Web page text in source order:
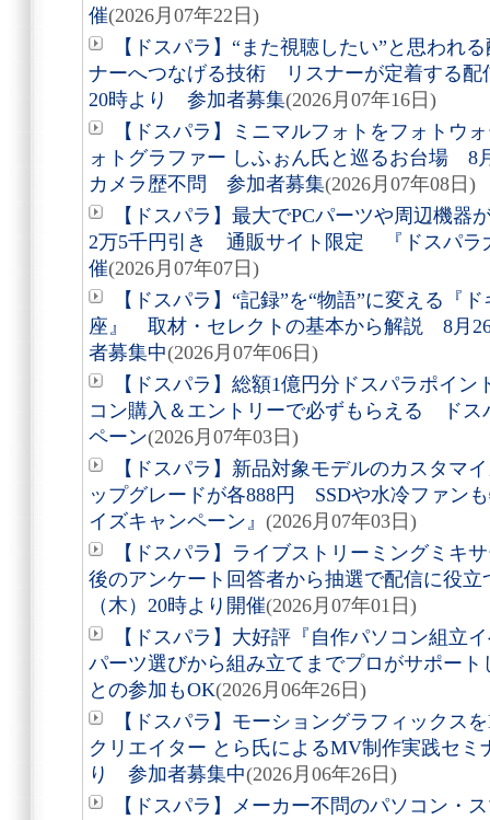
催(2026月07年22日)
【ドスパラ】“また視聴したい”と思わ
ナーへつなげる技術 リスナーが定着する
20時より 参加者募集(2026月07年16日)
【ドスパラ】ミニマルフォトをフォト
ォトグラファー しふぉん氏と巡るお台場
カメラ歴不問 参加者募集(2026月07年08日)
【ドスパラ】最大でPCパーツや周辺機器
2万5千円引き 通販サイト限定 『ドスパラ
催(2026月07年07日)
【ドスパラ】“記録”を“物語”に変える『
座』 取材・セレクトの基本から解説 8月
者募集中(2026月07年06日)
【ドスパラ】総額1億円分ドスパラポイ
コン購入＆エントリーで必ずもらえる ドス
ペーン(2026月07年03日)
【ドスパラ】新品対象モデルのカスタマ
ップグレードが各888円 SSDや水冷ファン
イズキャンペーン』 (2026月07年03日)
【ドスパラ】ライブストリーミングミキ
後のアンケート回答者から抽選で配信に役
（木）20時より開催(2026月07年01日)
【ドスパラ】大好評『自作パソコン組
パーツ選びから組み立てまでプロがサポー
との参加もOK(2026月06年26日)
【ドスパラ】モーショングラフィック
クリエイター とら氏によるMV制作実践セ
り 参加者募集中(2026月06年26日)
【ドスパラ】メーカー不問のパソコン